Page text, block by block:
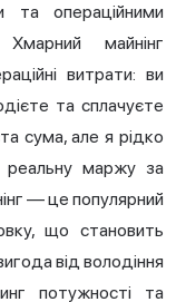
та операційними
майнінг
витрати: ви
та сплачуєте
сума, але я рідко
реальну маржу за
— це популярний
що становить
від володіння
потужності та